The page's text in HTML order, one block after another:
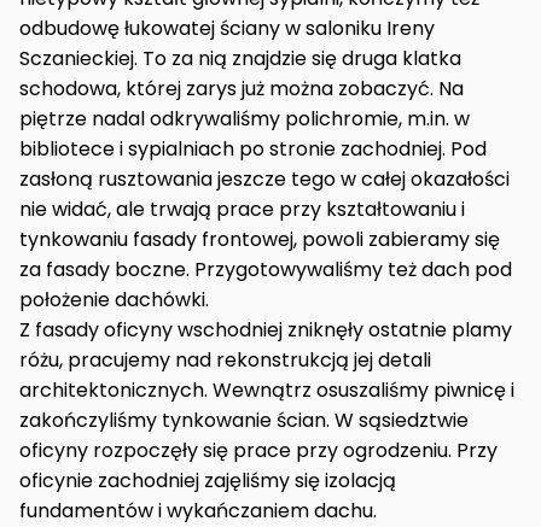
odbudowę łukowatej ściany w saloniku Ireny
Sczanieckiej. To za nią znajdzie się druga klatka
schodowa, której zarys już można zobaczyć. Na
piętrze nadal odkrywaliśmy polichromie, m.in. w
bibliotece i sypialniach po stronie zachodniej. Pod
zasłoną rusztowania jeszcze tego w całej okazałości
nie widać, ale trwają prace przy kształtowaniu i
tynkowaniu fasady frontowej, powoli zabieramy się
za fasady boczne. Przygotowywaliśmy też dach pod
położenie dachówki.
Z fasady oficyny wschodniej zniknęły ostatnie plamy
różu, pracujemy nad rekonstrukcją jej detali
architektonicznych. Wewnątrz osuszaliśmy piwnicę i
zakończyliśmy tynkowanie ścian. W sąsiedztwie
oficyny rozpoczęły się prace przy ogrodzeniu. Przy
oficynie zachodniej zajęliśmy się izolacją
fundamentów i wykańczaniem dachu.